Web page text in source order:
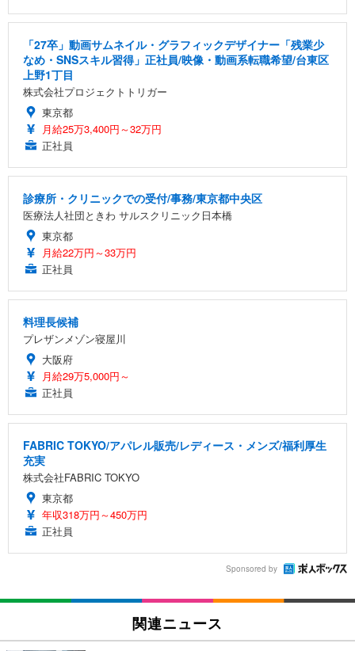
「27卒」動画サムネイル・グラフィックデザイナー「残業少
なめ・SNSスキル習得」正社員/映像・動画系転職希望/台東区
上野1丁目
株式会社プロジェクトトリガー
東京都
月給25万3,400円～32万円
正社員
診療所・クリニックでの受付/事務/東京都中央区
医療法人社団ときわ サルスクリニック日本橋
東京都
月給22万円～33万円
正社員
料理長候補
プレザンメゾン寝屋川
大阪府
月給29万5,000円～
正社員
FABRIC TOKYO/アパレル販売/レディース・メンズ/福利厚生
充実
株式会社FABRIC TOKYO
東京都
年収318万円～450万円
正社員
Sponsored by
関連ニュース